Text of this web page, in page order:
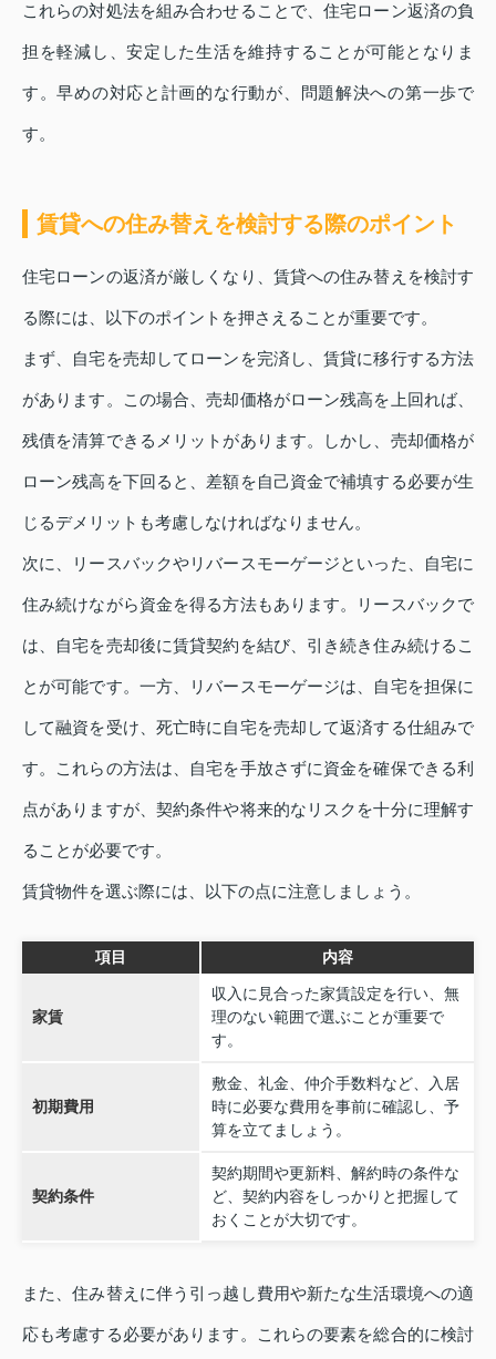
これらの対処法を組み合わせることで、住宅ローン返済の負
担を軽減し、安定した生活を維持することが可能となりま
す。早めの対応と計画的な行動が、問題解決への第一歩で
す。
賃貸への住み替えを検討する際のポイント
住宅ローンの返済が厳しくなり、賃貸への住み替えを検討す
る際には、以下のポイントを押さえることが重要です。
まず、自宅を売却してローンを完済し、賃貸に移行する方法
があります。この場合、売却価格がローン残高を上回れば、
残債を清算できるメリットがあります。しかし、売却価格が
ローン残高を下回ると、差額を自己資金で補填する必要が生
じるデメリットも考慮しなければなりません。
次に、リースバックやリバースモーゲージといった、自宅に
住み続けながら資金を得る方法もあります。リースバックで
は、自宅を売却後に賃貸契約を結び、引き続き住み続けるこ
とが可能です。一方、リバースモーゲージは、自宅を担保に
して融資を受け、死亡時に自宅を売却して返済する仕組みで
す。これらの方法は、自宅を手放さずに資金を確保できる利
点がありますが、契約条件や将来的なリスクを十分に理解す
ることが必要です。
賃貸物件を選ぶ際には、以下の点に注意しましょう。
項目 内容
家賃
収入に見合った家賃設定を行い、無
理のない範囲で選ぶことが重要で
す。
初期費用
敷金、礼金、仲介手数料など、入居
時に必要な費用を事前に確認し、予
算を立てましょう。
契約条件
契約期間や更新料、解約時の条件な
ど、契約内容をしっかりと把握して
おくことが大切です。
また、住み替えに伴う引っ越し費用や新たな生活環境への適
応も考慮する必要があります。これらの要素を総合的に検討